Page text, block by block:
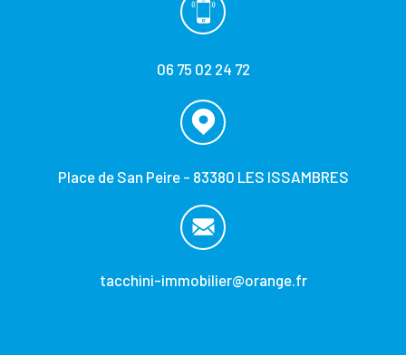
06 75 02 24 72
Place de San Peire - 83380 LES ISSAMBRES
tacchini-immobilier@orange.fr